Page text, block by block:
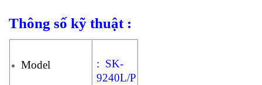
Thông số kỹ thuật :
Model : SK-
9240L/P